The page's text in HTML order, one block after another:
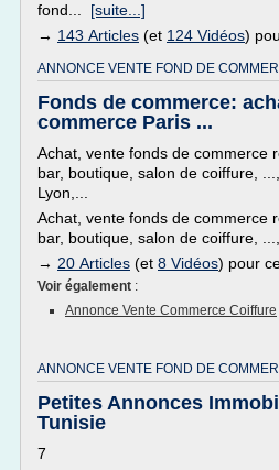
fond... [suite...]
→ 143 Articles (et 124 Vidéos)
ANNONCE VENTE FOND DE
Fonds de commerce:
commerce Paris ...
Achat, vente fonds de commerce
bar, boutique, salon de coiffure,
Lyon,...
Achat, vente fonds de commerce
bar, boutique, salon de coiffure,
→ 20 Articles (et 8 Vidéos) pour
Voir également :
Annonce Vente Commerce Coiffure
ANNONCE VENTE FOND DE
Petites Annonces
Tunisie
7